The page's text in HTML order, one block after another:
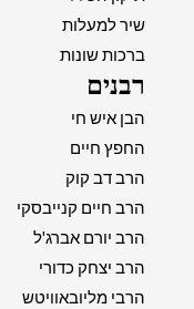
שיר למעלות
ברכות שונות
רבנים
הבן איש חי
החפץ חיים
הרב דב קוק
הרב חיים קנייבסקי
הרב יורם אברג'ל
הרב יצחק כדורי
הרבי מליובאוויטש